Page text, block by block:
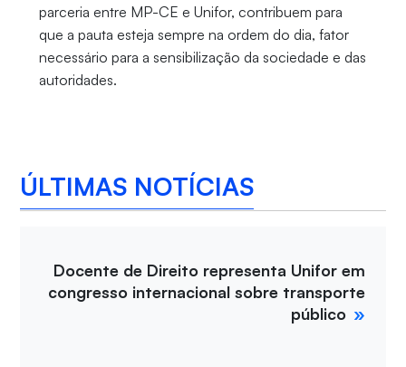
parceria entre MP-CE e Unifor, contribuem para
que a pauta esteja sempre na ordem do dia, fator
necessário para a sensibilização da sociedade e das
autoridades.
ÚLTIMAS NOTÍCIAS
Docente de Direito representa Unifor em
congresso internacional sobre transporte
público